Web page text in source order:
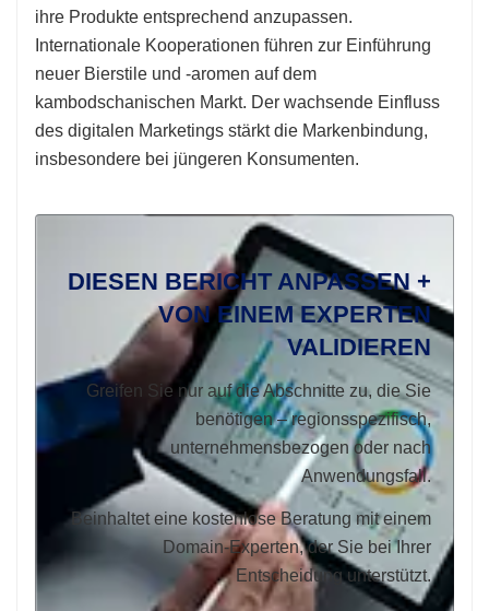
ihre Produkte entsprechend anzupassen.
Internationale Kooperationen führen zur Einführung
neuer Bierstile und -aromen auf dem
kambodschanischen Markt. Der wachsende Einfluss
des digitalen Marketings stärkt die Markenbindung,
insbesondere bei jüngeren Konsumenten.
DIESEN BERICHT ANPASSEN +
VON EINEM EXPERTEN
VALIDIEREN
Greifen Sie nur auf die Abschnitte zu, die Sie
benötigen – regionsspezifisch,
unternehmensbezogen oder nach
Anwendungsfall.
Beinhaltet eine kostenlose Beratung mit einem
Domain-Experten, der Sie bei Ihrer
Entscheidung unterstützt.